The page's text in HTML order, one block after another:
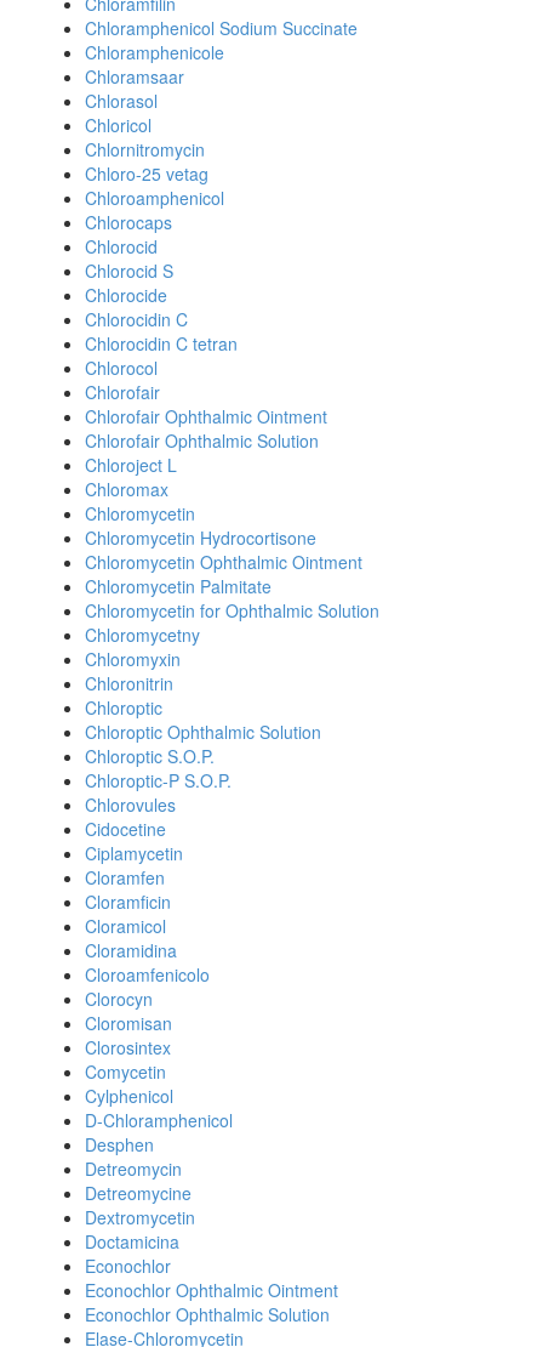
Chloramphenicol Sodium Succinate
Chloramphenicole
Chloramsaar
Chlorasol
Chloricol
Chlornitromycin
Chloro-25 vetag
Chloroamphenicol
Chlorocaps
Chlorocid
Chlorocid S
Chlorocide
Chlorocidin C
Chlorocidin C tetran
Chlorocol
Chlorofair
Chlorofair Ophthalmic Ointment
Chlorofair Ophthalmic Solution
Chloroject L
Chloromax
Chloromycetin
Chloromycetin Hydrocortisone
Chloromycetin Ophthalmic Ointment
Chloromycetin Palmitate
Chloromycetin for Ophthalmic Solution
Chloromycetny
Chloromyxin
Chloronitrin
Chloroptic
Chloroptic Ophthalmic Solution
Chloroptic S.O.P.
Chloroptic-P S.O.P.
Chlorovules
Cidocetine
Ciplamycetin
Cloramfen
Cloramficin
Cloramicol
Cloramidina
Cloroamfenicolo
Clorocyn
Cloromisan
Clorosintex
Comycetin
Cylphenicol
D-Chloramphenicol
Desphen
Detreomycin
Detreomycine
Dextromycetin
Doctamicina
Econochlor
Econochlor Ophthalmic Ointment
Econochlor Ophthalmic Solution
Elase-Chloromycetin